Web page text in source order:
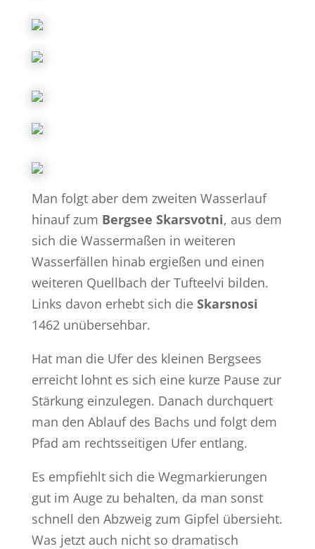
Man folgt aber dem zweiten Wasserlauf
hinauf zum Bergsee Skarsvotni, aus dem
sich die Wassermaßen in weiteren
Wasserfällen hinab ergießen und einen
weiteren Quellbach der Tufteelvi bilden.
Links davon erhebt sich dieSkarsnosi
1462 unübersehbar.
Hat man die Ufer des kleinen Bergsees
erreicht lohnt es sich eine kurze Pause zur
Stärkung einzulegen. Danach durchquert
man den Ablauf des Bachs und folgt dem
Pfad am rechtsseitigen Ufer entlang.
Es empfiehlt sich die Wegmarkierungen
gut im Auge zu behalten, da man sonst
schnell den Abzweig zum Gipfel übersieht.
Was jetzt auch nicht so dramatisch